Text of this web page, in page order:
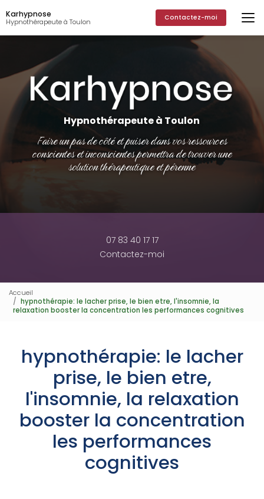
au
contenu
principal
Karhypnose
Hypnothérapeute à Toulon Contactez-moi
Hypnothérapeute à Toulon
Faire un pas de côté et puiser dans vos ressources
conscientes et inconscientes permettra de trouver une
solution thérapeutique et pérenne
07 83 40 17 17
Contactez-moi
Accueil
hypnothérapie: le lacher prise, le bien etre, l'insomnie, la
relaxation booster la concentration les performances cognitives
hypnothérapie: le lacher
prise, le bien etre,
l'insomnie, la relaxation
booster la concentration
les performances
cognitives